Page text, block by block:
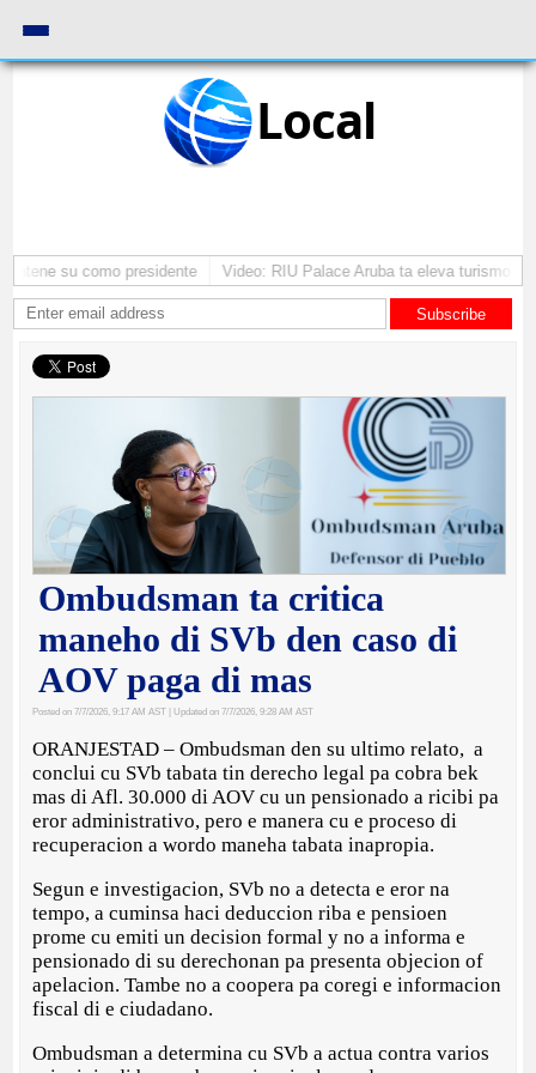
Local
su como presidente Video: RIU Palace Aruba ta eleva turismo
Subscribe
Ombudsman ta critica
maneho di SVb den caso di
AOV paga di mas
Posted on 7/7/2026, 9:17 AM AST | Updated on 7/7/2026, 9:28 AM AST
ORANJESTAD – Ombudsman den su ultimo relato, a
conclui cu SVb tabata tin derecho legal pa cobra bek
mas di Afl. 30.000 di AOV cu un pensionado a ricibi pa
eror administrativo, pero e manera cu e proceso di
recuperacion a wordo maneha tabata inapropia.
Segun e investigacion, SVb no a detecta e eror na
tempo, a cuminsa haci deduccion riba e pensioen
prome cu emiti un decision formal y no a informa e
pensionado di su derechonan pa presenta objecion of
apelacion. Tambe no a coopera pa coregi e informacion
fiscal di e ciudadano.
Ombudsman a determina cu SVb a actua contra varios